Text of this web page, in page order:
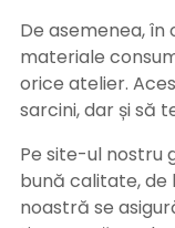
De asemenea,
materiale
orice atelier.
sarcini, dar și să
Pe site-ul nostru
bună calitate, de
noastră se